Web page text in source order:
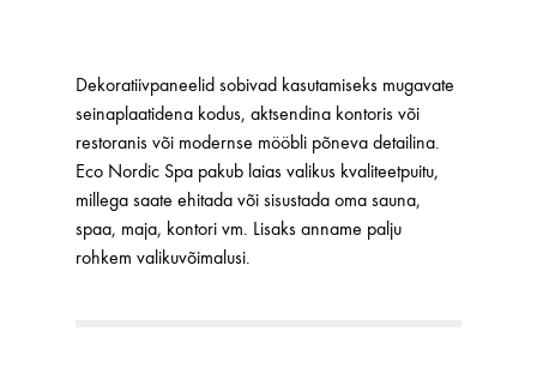
Dekoratiivpaneelid sobivad kasutamiseks mugavate
seinaplaatidena kodus, aktsendina kontoris või
restoranis või modernse mööbli põneva detailina.
Eco Nordic Spa pakub laias valikus kvaliteetpuitu,
millega saate ehitada või sisustada oma sauna,
spaa, maja, kontori vm. Lisaks anname palju
rohkem valikuvõimalusi.